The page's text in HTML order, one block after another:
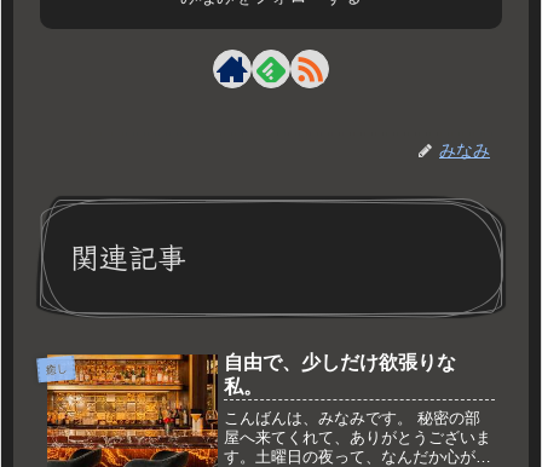
みなみ
関連記事
癒し
自由で、少しだけ欲張りな
私。
こんばんは、みなみです。 秘密の部
屋へ来てくれて、ありがとうございま
す。土曜日の夜って、なんだか心がふ